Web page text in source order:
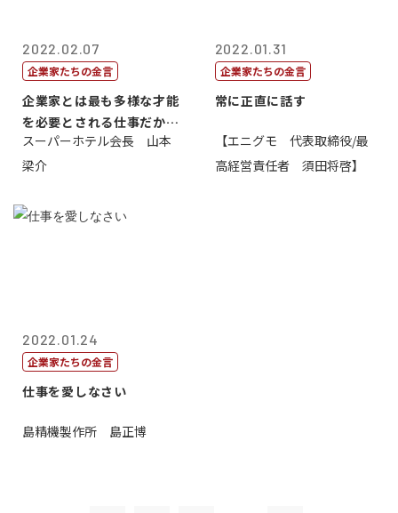
2022.02.07
企業家たちの金言
企業家とは最も多様な才能
を必要とされる仕事だから
一番面白い
スーパーホテル会長 山本
梁介
2022.01.31
企業家たちの金言
常に正直に話す
【エニグモ 代表取締役/最
高経営責任者 須田将啓】
2022.01.24
企業家たちの金言
仕事を愛しなさい
島精機製作所 島正博